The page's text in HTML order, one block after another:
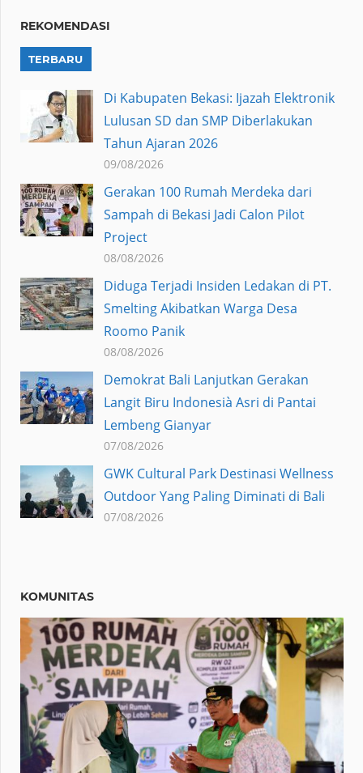
REKOMENDASI
TERBARU
Di Kabupaten Bekasi: Ijazah Elektronik
Lulusan SD dan SMP Diberlakukan
Tahun Ajaran 2026
09/08/2026
Gerakan 100 Rumah Merdeka dari
Sampah di Bekasi Jadi Calon Pilot
Project
08/08/2026
Diduga Terjadi Insiden Ledakan di PT.
Smelting Akibatkan Warga Desa
Roomo Panik
08/08/2026
Demokrat Bali Lanjutkan Gerakan
Langit Biru Indonesià Asri di Pantai
Lembeng Gianyar
07/08/2026
GWK Cultural Park Destinasi Wellness
Outdoor Yang Paling Diminati di Bali
07/08/2026
KOMUNITAS